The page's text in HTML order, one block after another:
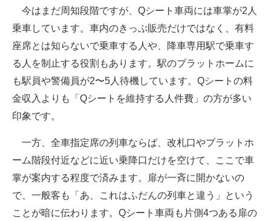
今はまだ周知段階ですが、Qシート車両には車掌が2人
乗車しています。車内のきっぷ販売だけではなく、有料
座席とは知らないで乗車する人や、降車専用駅で乗車す
る人を制止する役割もあります。駅のプラットホームに
も駅員や警備員が2〜5人待機しています。Qシートの料
金収入よりも「Qシートを維持する人件費」の方が多い
印象です。
一方、全車指定席の列車ならば、改札口やプラットホ
ーム階段付近などに近い乗降口だけを空けて、ここで車
掌が案内する程度で済みます。扉が一斉に開かないの
で、一般客も「あ、これはふだんの列車と違う」という
ことが暗に伝わります。Qシート車両も片側4つある扉の